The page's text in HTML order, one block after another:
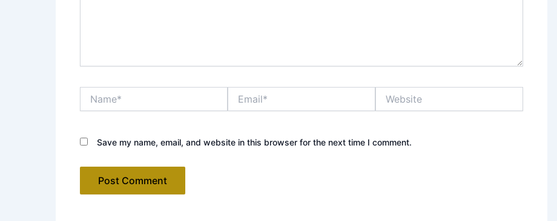
Save my name, email, and website in this browser for the next time I comment.